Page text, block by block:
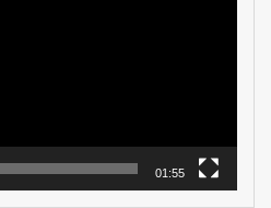
01:55